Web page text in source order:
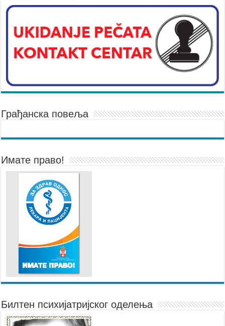
Грађанска повеља
Имате право!
Билтен психијатријског оделења